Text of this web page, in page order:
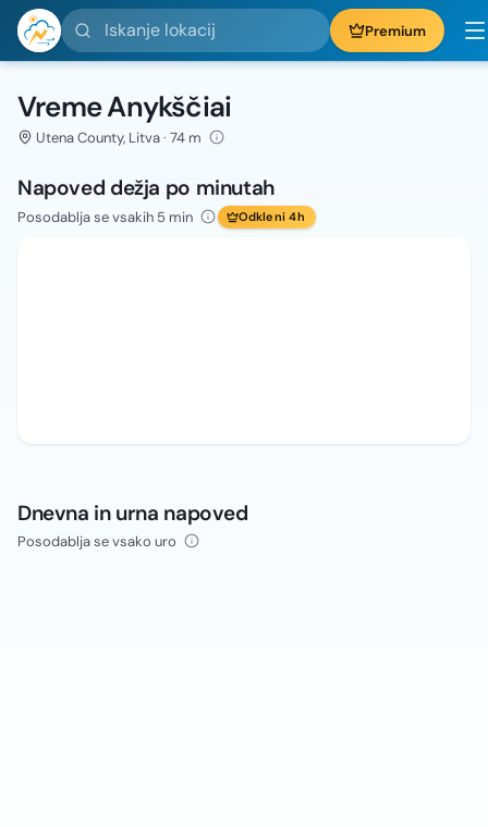
Iskanje lokacij Premium
Vreme Anykščiai
Utena County, Litva · 74 m
Napoved dežja po minutah
Posodablja se vsakih 5 min Odkleni 4h
Dnevna in urna napoved
Posodablja se vsako uro